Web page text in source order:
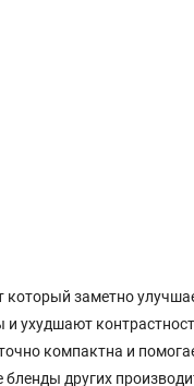
который заметно
ухудшают
компактна и
других